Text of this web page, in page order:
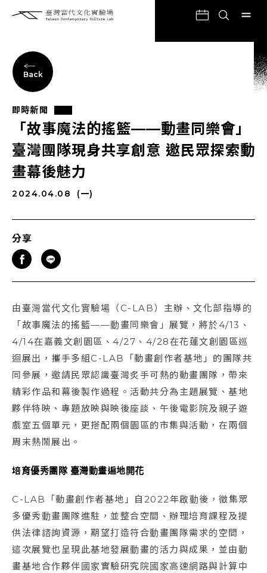
Back
即時新聞
「故事魔法的搖籃——動畫同樂會」
臺灣團隊現身共享創意 邀民眾探索動
畫幕後魅力
2024.04.08 (一)
分享
由臺灣當代文化實驗場（C-LAB）主辦、文化部指導的
「故事魔法的搖籃——動畫同樂會」展覽，將於4/13、
4/14在嘉義文創園區、4/27、4/28在花蓮文創園區巡
迴展出，攜手多組C-LAB「動畫創作者基地」的團隊共
同參展，邀請民眾認識臺灣炙手可熱的動畫團隊，帶來
精彩作品和幕後製作過程。活動共分為主題展覽、基地
夥伴特映、專題放映與映後座談、午後電影院及親子遊
戲室五個單元，更搭配兩個園區的市集與活動，在兩個
周末熱鬧展出。
培育優秀團隊 臺灣動畫遍地開花
C-LAB「動畫創作者基地」自2022年啟動後，徵集眾
多優秀動畫團隊進駐，並整合空間、辦理培育課程及提
供法律諮詢資源，期望打造符合動畫團隊需求的空間，
這次展覽也呈現此基地發展動畫的活力與成果，並由動
畫基地合作夥伴國家實驗研究院國家高速網路與計算中